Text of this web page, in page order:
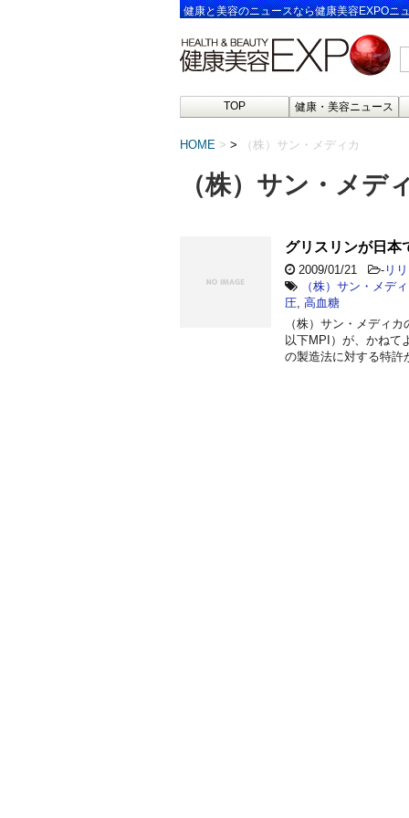
健康と美容のニュースなら健康美容EXPOニ
TOP 健康・美容ニュース
HOME > （株）サン・メディカ
（株）サン・メデ
グリスリンが日本
2009/01/21 - リ
（株）サン・メデ
圧 高血糖
（株）サン・メディ
以下MPI）が、かねて
の製造法に対する特